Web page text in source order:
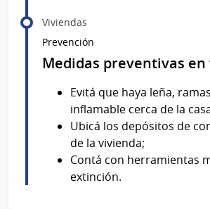
Viviendas
Prevención
Medidas preventivas
Evitá que haya leña,
inflamable cerca de la
Ubicá los depósitos de
de la vivienda;
Contá con herramientas
extinción.